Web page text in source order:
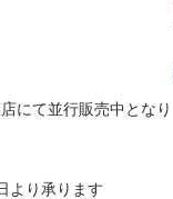
にて並行販売中となり
より承ります